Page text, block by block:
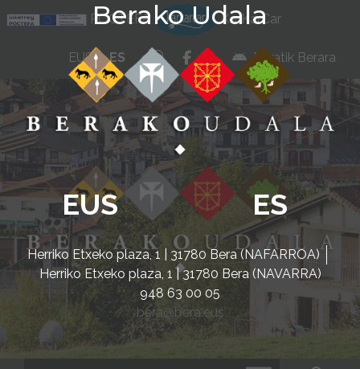
Berako Udala
EUS ES
Herriko Etxeko plaza, 1 | 31780 Bera (NAFARROA)
Herriko Etxeko plaza, 1 | 31780 Bera (NAVARRA)
948 63 00 05
bera@bera.eus
POCTEFA KarKarCar
EUS ES whatsapp
facebook
instagram
Beratik Berara